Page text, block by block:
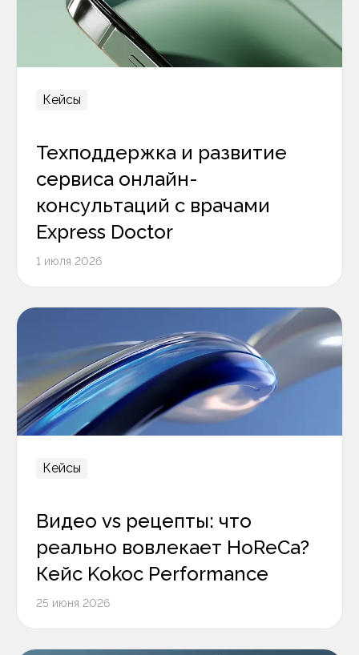
Кейсы
Техподдержка и развитие
сервиса онлайн-
консультаций с врачами
Express Doctor
1 июля 2026
Кейсы
Видео vs рецепты: что
реально вовлекает HoReCa?
Кейс Kokoc Performance
25 июня 2026